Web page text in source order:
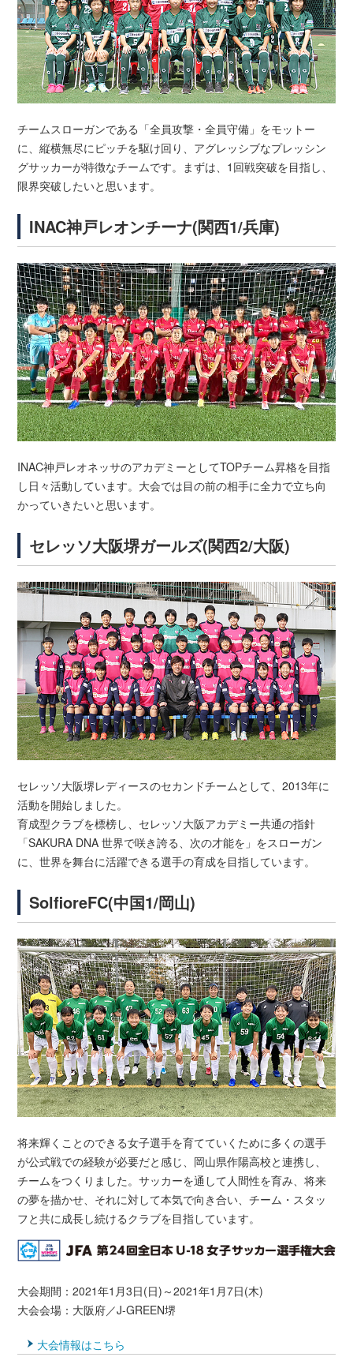
チームスローガンである「全員攻撃・全員守備」をモットー
に、縦横無尽にピッチを駆け回り、アグレッシブなプレッシン
グサッカーが特徴なチームです。まずは、1回戦突破を目指し、
限界突破したいと思います。
INAC神戸レオンチーナ(関西1/兵庫)
INAC神戸レオネッサのアカデミーとしてTOPチーム昇格を目指
し日々活動しています。大会では目の前の相手に全力で立ち向
かっていきたいと思います。
セレッソ大阪堺ガールズ(関西2/大阪)
セレッソ大阪堺レディースのセカンドチームとして、2013年に
活動を開始しました。
育成型クラブを標榜し、セレッソ大阪アカデミー共通の指針
「SAKURA DNA 世界で咲き誇る、次の才能を」をスローガン
に、世界を舞台に活躍できる選手の育成を目指しています。
SolfioreFC(中国1/岡山)
将来輝くことのできる女子選手を育てていくために多くの選手
が公式戦での経験が必要だと感じ、岡山県作陽高校と連携し、
チームをつくりました。サッカーを通して人間性を育み、将来
の夢を描かせ、それに対して本気で向き合い、チーム・スタッ
フと共に成長し続けるクラブを目指しています。
大会期間：2021年1月3日(日)～2021年1月7日(木)
大会会場：大阪府／J-GREEN堺
大会情報はこちら